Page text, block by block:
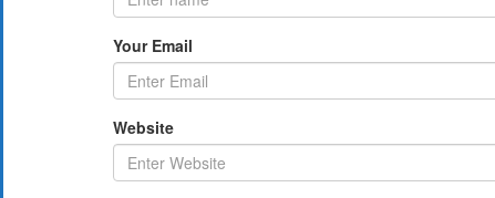
Your Email
Website